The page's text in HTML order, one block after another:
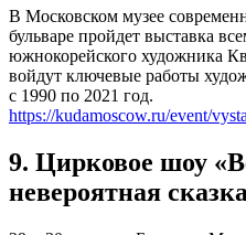
В Московском музее
бульваре пройдет выставка
южнокорейского художника
войдут ключевые работы
с 1990 по 2021 год.
https://kudamoscow.ru/event/
9. Цирковое шоу
невероятная